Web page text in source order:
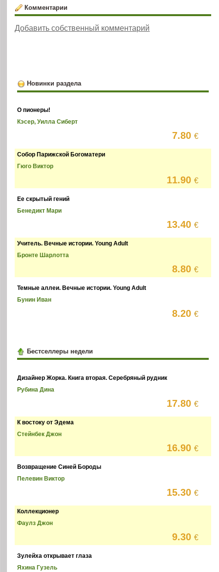
Комментарии
Добавить собственный комментарий
Новинки раздела
О пионеры!
Кэсер, Уилла Сиберт
7.80€
Собор Парижской Богоматери
Гюго Виктор
11.90€
Ее скрытый гений
Бенедикт Мари
13.40€
Учитель. Вечные истории. Young Adult
Бронте Шарлотта
8.80€
Темные аллеи. Вечные истории. Young Adult
Бунин Иван
8.20€
Бестселлеры недели
Дизайнер Жорка. Книга вторая. Серебряный рудник
Рубина Дина
17.80€
К востоку от Эдема
Стейнбек Джон
16.90€
Возвращение Синей Бороды
Пелевин Виктор
15.30€
Коллекционер
Фаулз Джон
9.30€
Зулейха открывает глаза
Яхина Гузель